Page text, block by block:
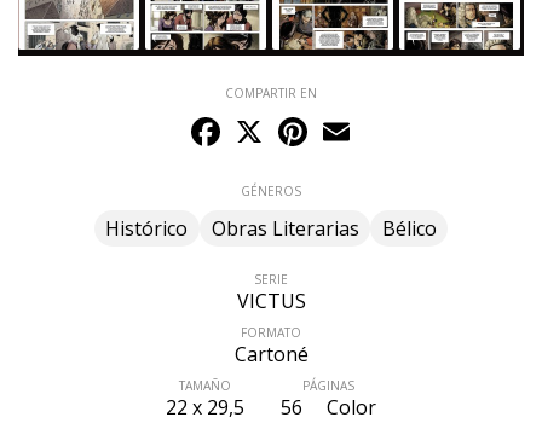
COMPARTIR EN
Facebook
X Pinterest
GÉNEROS
Histórico Obras Literarias Bélico
SERIE
VICTUS
FORMATO
Cartoné
TAMAÑO
22 x 29,5
PÁGINAS
56 Color